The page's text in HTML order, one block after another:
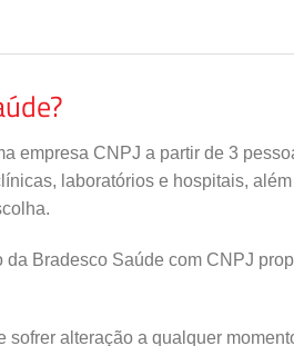
empresa CNPJ a partir de 3
laboratórios e hospitais,
Bradesco Saúde com CNPJ
alteração a qualquer